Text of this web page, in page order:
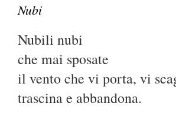
Nubi
Nubili nubi
che mai sposate
il vento che vi porta, vi
trascina e abbandona.